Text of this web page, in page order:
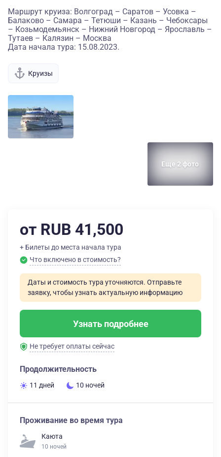
Маршрут круиза: Волгоград – Саратов – Усовка –
Балаково – Самара – Тетюши – Казань – Чебоксары
– Козьмодемьянск – Нижний Новгород – Ярославль –
Тутаев – Калязин – Москва
Дата начала тура: 15.08.2023.
Круизы
Еще 2 фото
от RUB 41,500
+ Билеты до места начала тура
Что включено в стоимость?
Даты и стоимость тура уточняются. Отправьте
заявку, чтобы узнать актуальную информацию
Узнать подробнее
Не требует оплаты сейчас
Продолжительность
11 дней 10 ночей
Проживание во время тура
Каюта
10 ночей